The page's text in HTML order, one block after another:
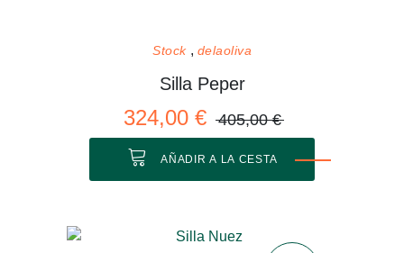
Stock delaoliva
Silla Peper
324,00 € 405,00 €
AÑADIR A LA CESTA